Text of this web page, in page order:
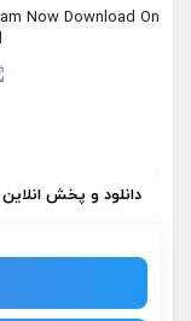
Now Download On
دانلود و پخش انلاین